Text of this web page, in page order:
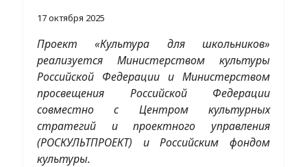
17 октября 2025
Проект «Культура для школьников»
реализуется Министерством культуры
Российской Федерации и Министерством
просвещения Российской Федерации
совместно с Центром культурных
стратегий и проектного управления
(РОСКУЛЬТПРОЕКТ) и Российским фондом
культуры.